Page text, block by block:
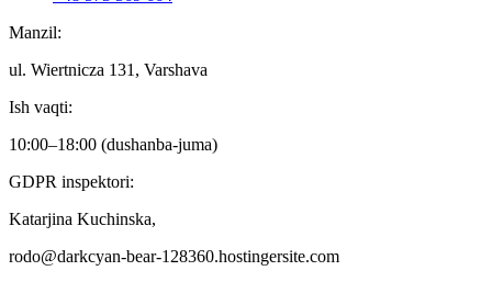
Manzil:
ul. Wiertnicza 131, Varshava
Ish vaqti:
10:00–18:00 (dushanba-juma)
GDPR inspektori:
Katarjina Kuchinska,
rodo@darkcyan-bear-128360.hostingersite.com